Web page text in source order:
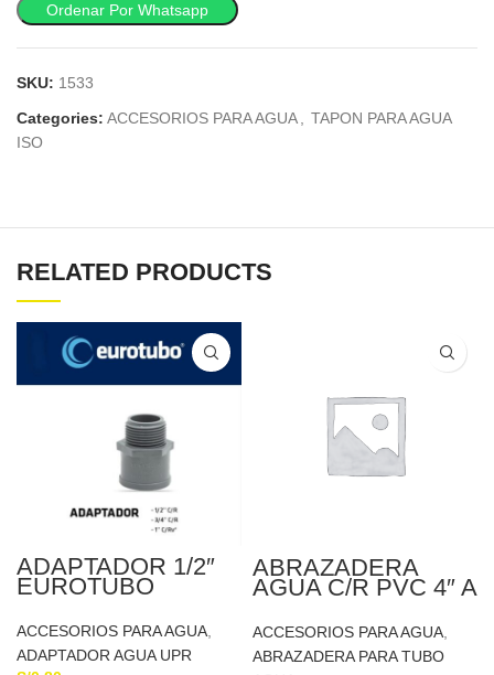
Ordenar Por Whatsapp
SKU: 1533
Categories: ACCESORIOS PARA AGUA
TAPON PARA AGUA
ISO
RELATED PRODUCTS
ADAPTADOR 1/2″
EUROTUBO
ACCESORIOS PARA AGUA
ADAPTADOR AGUA UPR
ABRAZADERA
AGUA C/R PVC 4″ A
ACCESORIOS PARA AGUA
ABRAZADERA PARA TUBO